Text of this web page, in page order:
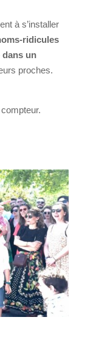
à s’installer
ridicules
dans un
proches.